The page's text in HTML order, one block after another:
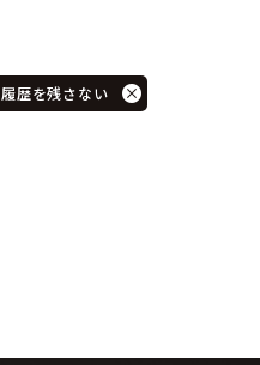
履歴を残さない